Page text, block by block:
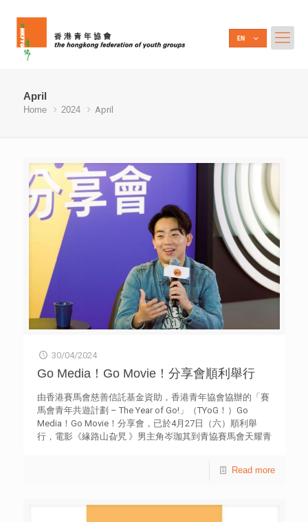
April
Home 2024 April
30/04/2024
Go Media！Go Movie！分享會順利舉行
由香港賽馬會慈善信託基金資助，香港青年協會協辦的「賽
馬會青年共遊計劃 – The Year of Go!」（TYoG！）Go
Media！Go Movie！分享會，已於4月27日（六）順利舉
行，電影《緣路山旮旯 》男主角岑珈其到青協賽馬會天耀青
青年，學業並不出眾。然而，一次偶然的機會，他透過學校
Read more